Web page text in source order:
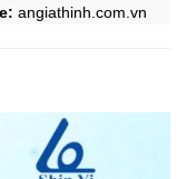
angiathinh.com.vn